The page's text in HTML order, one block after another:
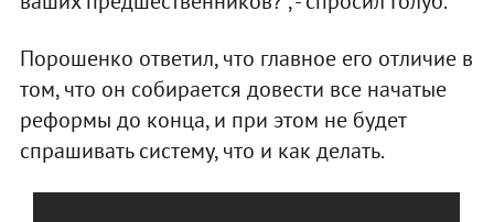
Порошенко ответил, что главное его отличие в
том, что он собирается довести все начатые
реформы до конца, и при этом не будет
спрашивать систему, что и как делать.